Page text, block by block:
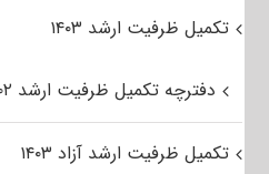
تکمیل ظرفیت ارشد ۱۴۰۳
دفترچه تکمیل ظرفیت ارشد ۱۴۰۲
تکمیل ظرفیت ارشد آزاد ۱۴۰۳